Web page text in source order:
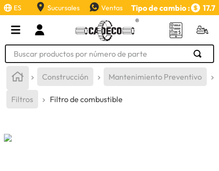
ES Sucursales Ventas Tipo de cambio : 17.7
Buscar productos por número de parte
Construcción Mantenimiento Preventivo
Filtros Filtro de combustible
TÉRMINOS MÁS BUSCADOS
.
aceite